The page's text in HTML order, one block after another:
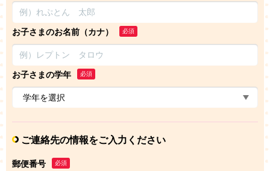
お子さまのお名前（カナ） 必須
お子さまの学年 必須
ご連絡先の情報をご入力ください
郵便番号 必須